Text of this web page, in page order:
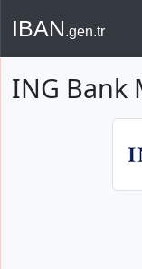
IBAN.gen.tr
ING Bank